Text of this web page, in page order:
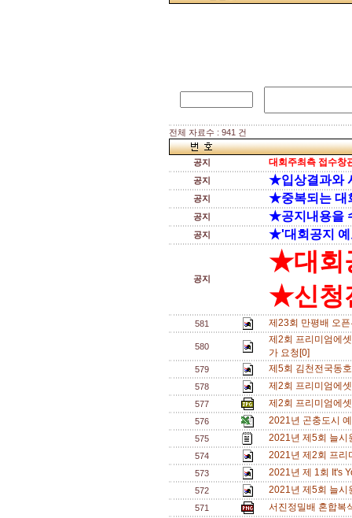
전체 자료수 : 941 건
공지 대회주최측 접수창
공지 ★입상결과와
공지 ★중복되는 대
공지 ★공지내용을
공지 ★'대회공지 예
공지
★대회
★신청
581 제23회 만평배 오
580
제2회 프리미엄에
가 요청[0]
579 제5회 김천전국동
578 제2회 프리미엄에
577 제2회 프리미엄에
576 2021년 곤충도시
575 2021년 제5회 늘
574 2021년 제2회 프
573 2021년 제 1회 It's
572 2021년 제5회 늘
571 서진정밀배 혼합복